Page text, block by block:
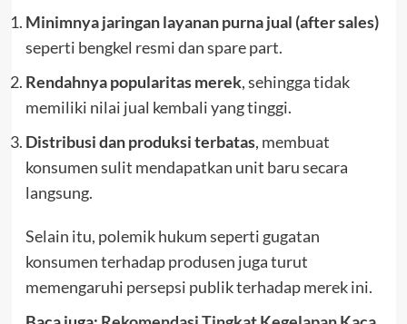
Minimnya jaringan layanan purna jual (after sales)
seperti bengkel resmi dan spare part.
Rendahnya popularitas merek, sehingga tidak
memiliki nilai jual kembali yang tinggi.
Distribusi dan produksi terbatas, membuat
konsumen sulit mendapatkan unit baru secara
langsung.
Selain itu, polemik hukum seperti gugatan
konsumen terhadap produsen juga turut
memengaruhi persepsi publik terhadap merek ini.